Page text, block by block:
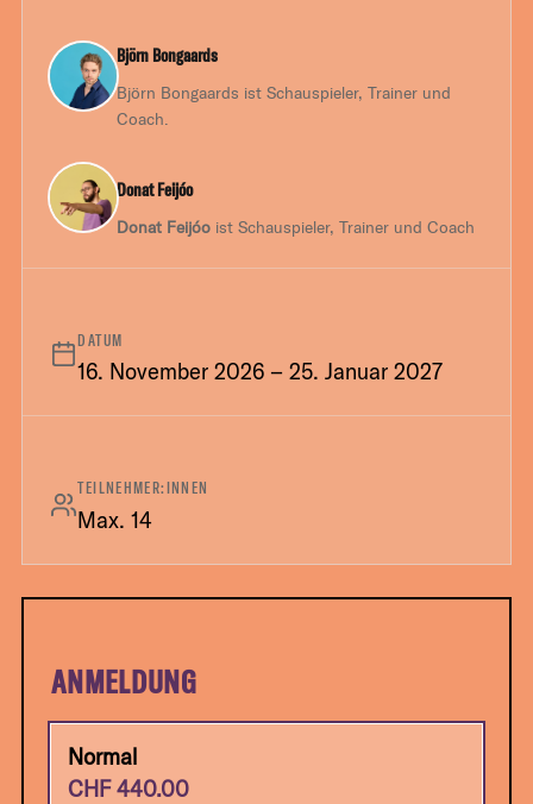
Björn Bongaards
Björn Bongaards ist Schauspieler, Trainer und
Coach.
Donat Feijóo
Donat Feijóoist Schauspieler, Trainer und Coach
DATUM
16. November 2026 – 25. Januar 2027
TEILNEHMER:INNEN
Max. 14
ANMELDUNG
Normal
CHF440.00